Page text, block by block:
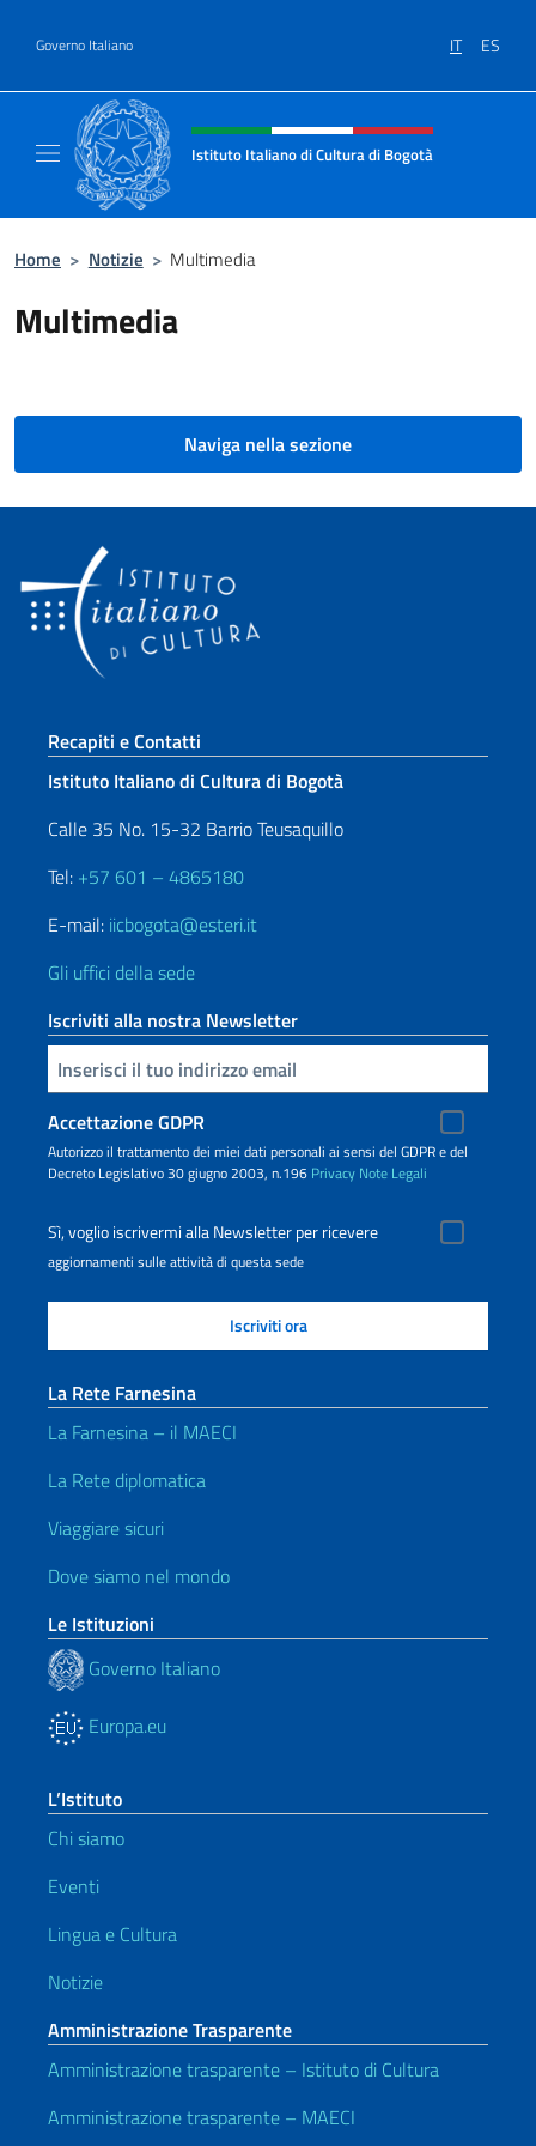
Governo Italiano IT ES
Intestazione sito, social e menù
Istituto Italiano di Cultura di Bogotà
Home > Notizie > Multimedia
Multimedia
Naviga nella sezione
Sezione footer
Recapiti e Contatti
Istituto Italiano di Cultura di Bogotà
Calle 35 No. 15-32 Barrio Teusaquillo
Tel: +57 601 – 4865180
E-mail: iicbogota@esteri.it
Gli uffici della sede
Iscriviti alla nostra Newsletter
Inserisci la tua email
Accettazione GDPR
Autorizzo il trattamento dei miei dati personali ai sensi del GDPR e del
Decreto Legislativo 30 giugno 2003, n.196 Privacy Note Legali
Sì, voglio iscrivermi alla Newsletter per ricevere
aggiornamenti sulle attività di questa sede
La Rete Farnesina
La Farnesina – il MAECI
La Rete diplomatica
Viaggiare sicuri
Dove siamo nel mondo
Le Istituzioni
Governo Italiano
Europa.eu
L’Istituto
Chi siamo
Eventi
Lingua e Cultura
Notizie
Amministrazione Trasparente
Amministrazione trasparente – Istituto di Cultura
Amministrazione trasparente – MAECI